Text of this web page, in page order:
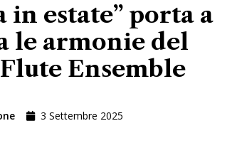
in estate” porta a
le armonie del
Ensemble
3 Settembre 2025